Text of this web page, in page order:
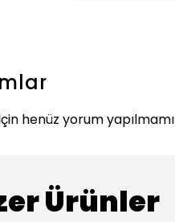
henüz yorum
Ürünler